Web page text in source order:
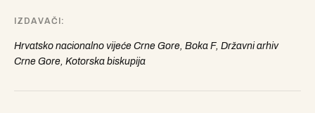
IZDAVAČI
Hrvatsko nacionalno vijeće Crne Gore, Boka F, Državni arhiv
Crne Gore, Kotorska biskupija